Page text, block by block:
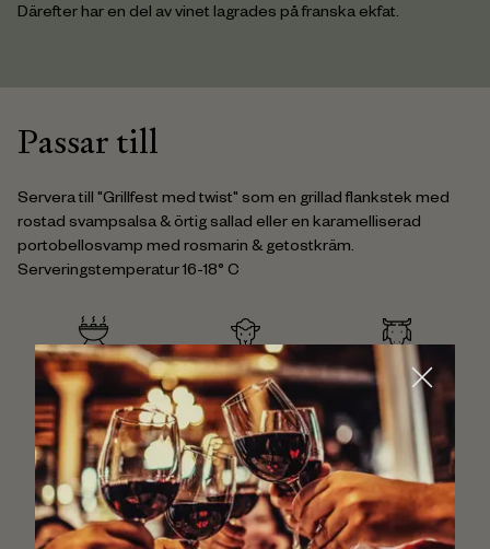
Därefter har en del av vinet lagrades på franska ekfat.
Passar till
Servera till "Grillfest med twist" som en grillad flankstek med
rostad svampsalsa & örtig sallad eller en karamelliserad
portobellosvamp med rosmarin & getostkräm.
Serveringstemperatur 16-18° C
GRILLAT LAMM
OST FLÄSK VEGETARISKT
VILT